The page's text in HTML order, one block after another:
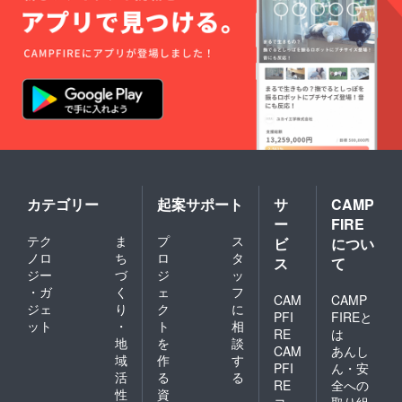
カテゴリー
テク
ノロ
ジー
・ガ
ジェ
ット
ま
ち
づ
く
り
・
地
域
活
性
起案サポート
プ
ロ
ジ
ェ
ク
ト
を
作
る
ス
タ
ッ
フ
に
相
談
す
る
資
サ
ー
ビ
ス
CAM
PFI
RE
CAM
PFI
RE
CAMP
FIRE
につい
て
CAMP
FIREと
は
あんし
ん・安
全への